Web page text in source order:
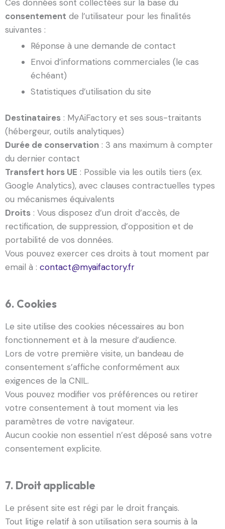
Ces données sont collectées sur la base du
consentement de l’utilisateur pour les finalités
suivantes :
Réponse à une demande de contact
Envoi d’informations commerciales (le cas
échéant)
Statistiques d’utilisation du site
Destinataires : MyAiFactory et ses sous-traitants
(hébergeur, outils analytiques)
Durée de conservation : 3 ans maximum à compter
du dernier contact
Transfert hors UE : Possible via les outils tiers (ex.
Google Analytics), avec clauses contractuelles types
ou mécanismes équivalents
Droits : Vous disposez d’un droit d’accès, de
rectification, de suppression, d’opposition et de
portabilité de vos données.
Vous pouvez exercer ces droits à tout moment par
email à : contact@myaifactory.fr
6. Cookies
Le site utilise des cookies nécessaires au bon
fonctionnement et à la mesure d’audience.
Lors de votre première visite, un bandeau de
consentement s’affiche conformément aux
exigences de la CNIL.
Vous pouvez modifier vos préférences ou retirer
votre consentement à tout moment via les
paramètres de votre navigateur.
Aucun cookie non essentiel n’est déposé sans votre
consentement explicite.
7. Droit applicable
Le présent site est régi par le droit français.
Tout litige relatif à son utilisation sera soumis à la